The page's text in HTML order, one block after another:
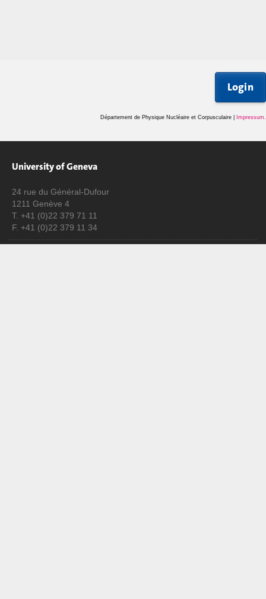
Login
Département de Physique Nucléaire et Corpusculaire | Impressum
University of Geneva
24 rue du Général-Dufour
1211 Genève 4
T. +41 (0)22 379 71 11
F. +41 (0)22 379 11 34